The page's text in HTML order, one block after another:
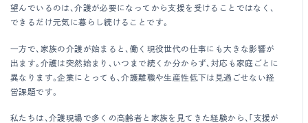
望んでいるのは、介護が必要になってから支援を受けることではなく、
できるだけ元気に暮らし続けることです。
一方で、家族の介護が始まると、働く現役世代の仕事にも大きな影響が
出ます。介護は突然始まり、いつまで続くか分からず、対応も家庭ごとに
異なります。企業にとっても、介護離職や生産性低下は見過ごせない経
営課題です。
私たちは、介護現場で多くの高齢者と家族を見てきた経験から、「支援が